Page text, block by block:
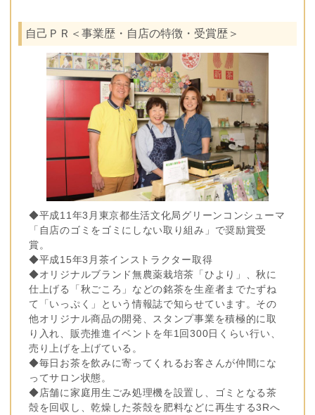
自己ＰＲ＜事業歴・自店の特徴・受賞歴＞
◆平成11年3月東京都生活文化局グリーンコンシューマ
「自店のゴミをゴミにしない取り組み」で奨励賞受
賞。
◆平成15年3月茶インストラクター取得
◆オリジナルブランド無農薬栽培茶「ひより」、秋に
仕上げる「秋ごころ」などの銘茶を生産者までたずね
て「いっぷく」という情報誌で知らせています。その
他オリジナル商品の開発、スタンプ事業を積極的に取
り入れ、販売推進イベントを年1回300日くらい行い、
売り上げを上げている。
◆毎日お茶を飲みに寄ってくれるお客さんが仲間にな
ってサロン状態。
◆店舗に家庭用生ごみ処理機を設置し、ゴミとなる茶
殻を回収し、乾燥した茶殻を肥料などに再生する3Rへ